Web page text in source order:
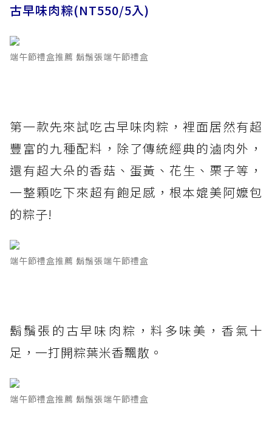
古早味肉粽(NT550/5入)
端午節禮盒推薦 鬍鬚張端午節禮盒
第一款先來試吃古早味肉粽，裡面居然有超
豐富的九種配料，除了傳統經典的滷肉外，
還有超大朵的香菇、蛋黃、花生、栗子等，
一整顆吃下來超有飽足感，根本媲美阿嬤包
的粽子!
端午節禮盒推薦 鬍鬚張端午節禮盒
鬍鬚張的古早味肉粽，料多味美，香氣十
足，一打開粽葉米香飄散。
端午節禮盒推薦 鬍鬚張端午節禮盒